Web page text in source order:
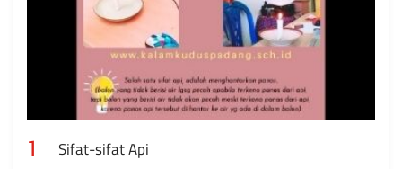
1 Sifat-sifat Api